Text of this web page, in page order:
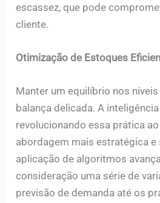
escassez, que pode
cliente.
Otimização de Estoques
Manter um equilíbrio nos
balança delicada. A
revolucionando essa prática
abordagem mais estratégica e
aplicação de algoritmos
consideração uma série de
previsão de demanda até os